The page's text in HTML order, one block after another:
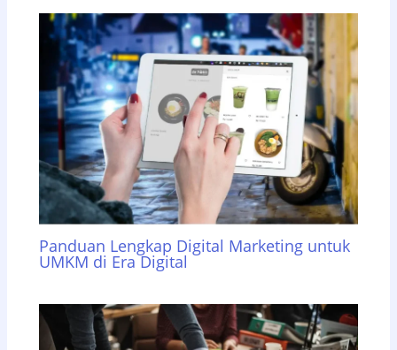
Panduan Lengkap Digital Marketing untuk
UMKM di Era Digital